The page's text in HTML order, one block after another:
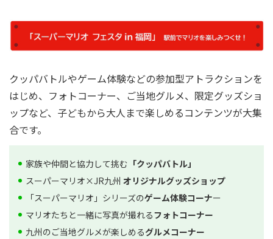
クッパバトルやゲーム体験などの参加型アトラクションを
はじめ、フォトコーナー、ご当地グルメ、限定グッズショ
ップなど、子どもから大人まで楽しめるコンテンツが大集
合です。
家族や仲間と協力して挑む 「クッパバトル」
スーパーマリオ×JR九州 オリジナルグッズショップ
「スーパーマリオ」シリーズのゲーム体験コーナー
マリオたちと一緒に写真が撮れるフォトコーナー
九州のご当地グルメが楽しめるグルメコーナー